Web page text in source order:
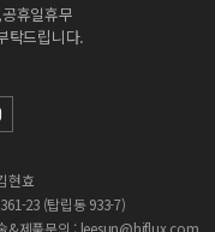
휴일휴무
탁드립니다.
현효
23 (탑립동 933-7)
&제품문의 : leesun@hiflux.com